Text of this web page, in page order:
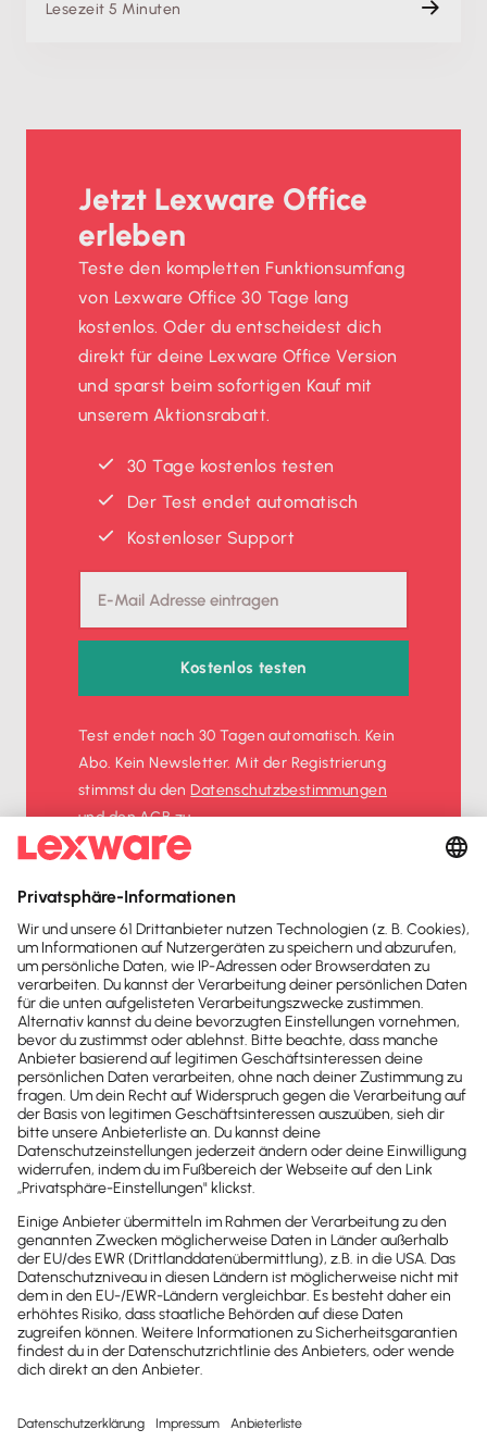
Lesezeit 5 Minuten
Jetzt Lexware Office
erleben
Teste den kompletten Funktionsumfang
von Lexware Office 30 Tage lang
kostenlos. Oder du entscheidest dich
direkt für deine Lexware Office Version
und sparst beim sofortigen Kauf mit
unserem Aktionsrabatt.
30 Tage kostenlos testen
Der Test endet automatisch
Kostenloser Support
Kostenlos testen
Test endet nach 30 Tagen automatisch. Kein
Abo. Kein Newsletter. Mit der Registrierung
stimmst du denDatenschutz­bestimmungen
und denAGBzu.
Newsletter
Brandheiße
News direkt in
dein Postfach
Möchtest du zukünftig
wichtige News zu
Gesetzesänderungen,
hilfreiche Praxis-Tipps und
kostenlose Tools für
Unternehmen erhalten?
Dann abonniere unseren